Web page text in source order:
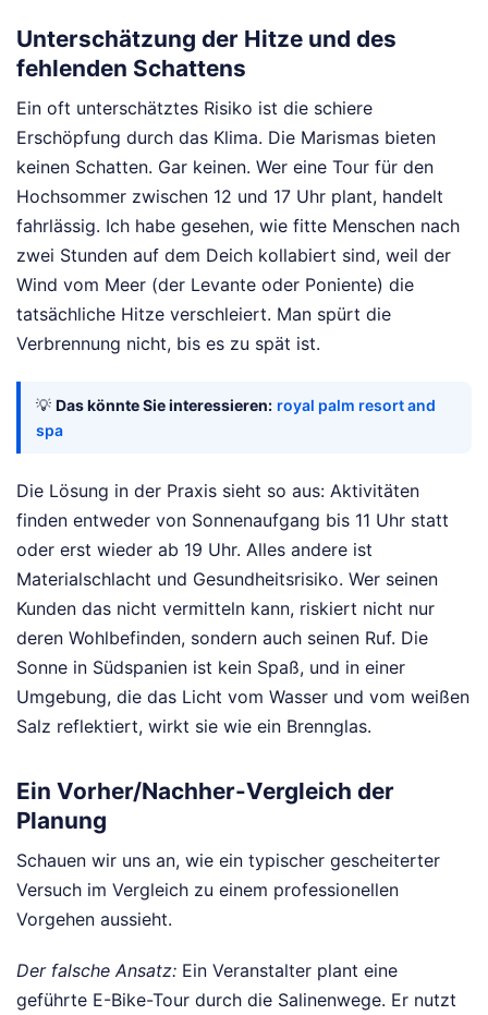
Unterschätzung der Hitze und des
fehlenden Schattens
Ein oft unterschätztes Risiko ist die schiere
Erschöpfung durch das Klima. Die Marismas bieten
keinen Schatten. Gar keinen. Wer eine Tour für den
Hochsommer zwischen 12 und 17 Uhr plant, handelt
fahrlässig. Ich habe gesehen, wie fitte Menschen nach
zwei Stunden auf dem Deich kollabiert sind, weil der
Wind vom Meer (der Levante oder Poniente) die
tatsächliche Hitze verschleiert. Man spürt die
Verbrennung nicht, bis es zu spät ist.
💡 Das könnte Sie interessieren: royal palm resort and
spa
Die Lösung in der Praxis sieht so aus: Aktivitäten
finden entweder von Sonnenaufgang bis 11 Uhr statt
oder erst wieder ab 19 Uhr. Alles andere ist
Materialschlacht und Gesundheitsrisiko. Wer seinen
Kunden das nicht vermitteln kann, riskiert nicht nur
deren Wohlbefinden, sondern auch seinen Ruf. Die
Sonne in Südspanien ist kein Spaß, und in einer
Umgebung, die das Licht vom Wasser und vom weißen
Salz reflektiert, wirkt sie wie ein Brennglas.
Ein Vorher/Nachher-Vergleich der
Planung
Schauen wir uns an, wie ein typischer gescheiterter
Versuch im Vergleich zu einem professionellen
Vorgehen aussieht.
Der falsche Ansatz: Ein Veranstalter plant eine
geführte E-Bike-Tour durch die Salinenwege. Er nutzt